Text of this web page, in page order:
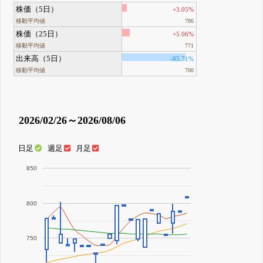
株価（5日）
移動平均値
+3.05%
786
株価（25日）
移動平均値
+5.06%
771
出来高（5日）
移動平均値
-85.71%
700
2026/02/26～2026/08/06
日足 週足 月足
750
800
850